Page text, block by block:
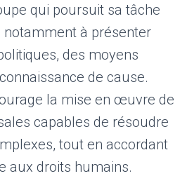
qui poursuit sa tâche
notamment à présenter
des moyens
de cause.
la mise en œuvre de
capables de résoudre
tout en accordant
aux droits humains.